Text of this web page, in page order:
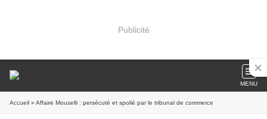
Publicité
MENU
Accueil » Affaire Mouselli : persécuté et spolié par le tribunal de commerce